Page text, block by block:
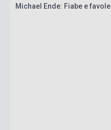
Michael Ende: Fiabe e favole